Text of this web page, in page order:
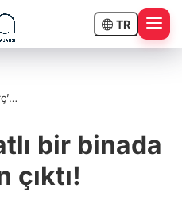
TR
bir binada
çıktı!